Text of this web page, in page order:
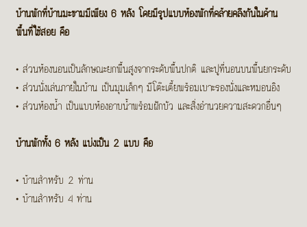
บ้านพักที่บ้านมะขามมีเพียง 6 หลัง โดยมีรูปแบบห้องพักที่คล้ายคลึงกันในด้าน
พื้นที่ใช้สอย คือ
• ส่วนห้องนอนเป็นลักษณะยกพื้นสูงจากระดับพื้นปกติ และปูที่นอนบนพื้นยกระดับ
• ส่วนนั่งเล่นภายในบ้าน เป็นมุมเล็กๆ มีโต๊ะเตี้ยพร้อมเบาะรองนั่งและหมอนอิง
• ส่วนห้องน้ำ เป็นแบบห้องอาบน้ำพร้อมฝักบัว และสิ่งอำนวยความสะดวกอื่นๆ
บ้านพักทั้ง 6 หลัง แบ่งเป็น 2 แบบ คือ
• บ้านสำหรับ 2 ท่าน
• บ้านสำหรับ 4 ท่าน